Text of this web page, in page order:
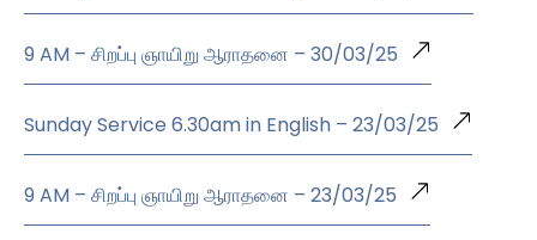
9 AM – சிறப்பு ஞாயிறு ஆராதனை – 30/03/25
Sunday Service 6.30am in English – 23/03/25
9 AM – சிறப்பு ஞாயிறு ஆராதனை – 23/03/25